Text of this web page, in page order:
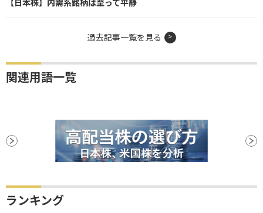
【日本株】内需系銘柄は至って平静
過去記事一覧を見る
関連用語一覧
ランキング